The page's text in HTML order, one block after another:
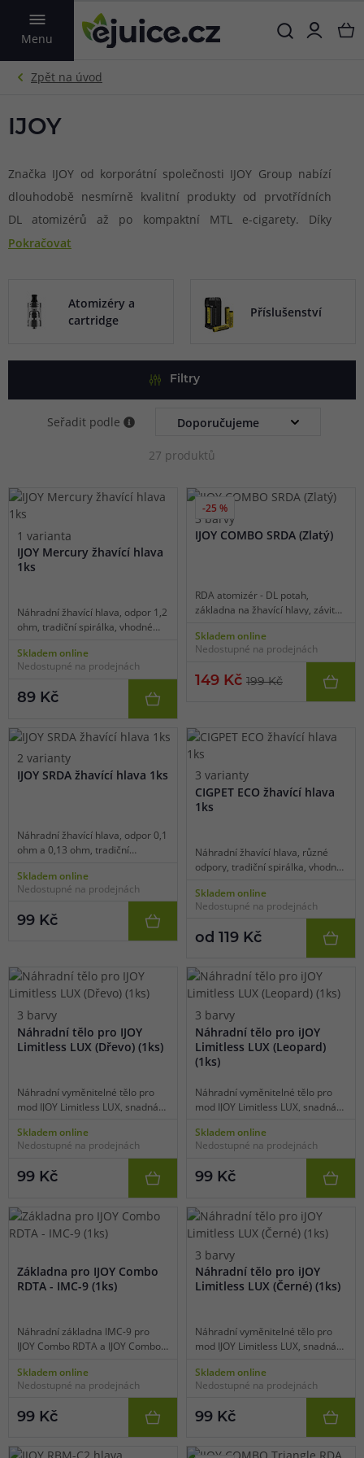
Menu
VYHLEDAT
IJOY
Značka IJOY od korporátní společnosti IJOY Group nabízí
dlouhodobě nesmírně kvalitní produkty od prvotřídních
DL atomizérů až po kompaktní MTL e-cigarety. Díky
rozsáhlému portfoliu a široké variabilitě produktů si
je potom právě IJOY, ke kterým se přidává značka Cigpet
vhodná hlavně pro DLkaře a značka LIO určená
Pokračovat
Atomizéry a
cartridge
Příslušenství
Filtry
Seřadit podle
27 produktů
1 varianta
IJOY Mercury žhavící hlava
1ks
Náhradní žhavící hlava, odpor 1,2
ohm, tradiční spirálka, vhodné
Skladem online
Nedostupné na prodejnách
89 Kč
-25 %
3 barvy
IJOY COMBO SRDA (Zlatý)
RDA atomizér - DL potah,
základna na žhavící hlavy, závit
boční airflow, kompaktní
rozměry, BF pin pro squonky,
propojení DIY + hlavy.
Skladem online
Nedostupné na prodejnách
149 Kč 199 Kč
2 varianty
IJOY SRDA žhavící hlava 1ks
Náhradní žhavící hlava, odpor 0,1
ohm a 0,13 ohm, tradiční
1ks v balení.
Skladem online
Nedostupné na prodejnách
99 Kč
3 varianty
CIGPET ECO žhavící hlava
1ks
Náhradní žhavící hlava, různé
odpory, tradiční spirálka, vhodné
Skladem online
Nedostupné na prodejnách
od 119 Kč
3 barvy
Náhradní tělo pro IJOY
Limitless LUX (Dřevo) (1ks)
Náhradní vyměnitelné tělo pro
mod IJOY Limitless LUX, snadná
zařízení, barevné provedení
dřevo, 1 ks v balení.
Skladem online
Nedostupné na prodejnách
99 Kč
3 barvy
Náhradní tělo pro iJOY
Limitless LUX (Leopard)
(1ks)
Náhradní vyměnitelné tělo pro
mod IJOY Limitless LUX, snadná
zařízení, barevné provedení
leopard, 1 ks v balení.
Skladem online
Nedostupné na prodejnách
99 Kč
Základna pro IJOY Combo
RDTA - IMC-9 (1ks)
Náhradní základna IMC-9 pro
IJOY Combo RDTA a IJOY Combo
určeno pro dual-coil buildy, balení
1ks základna a šroubky.
Skladem online
Nedostupné na prodejnách
99 Kč
3 barvy
Náhradní tělo pro iJOY
Limitless LUX (Černé) (1ks)
Náhradní vyměnitelné tělo pro
mod IJOY Limitless LUX, snadná
zařízení, barevné provedení
černá, 1 ks v balení.
Skladem online
Nedostupné na prodejnách
99 Kč